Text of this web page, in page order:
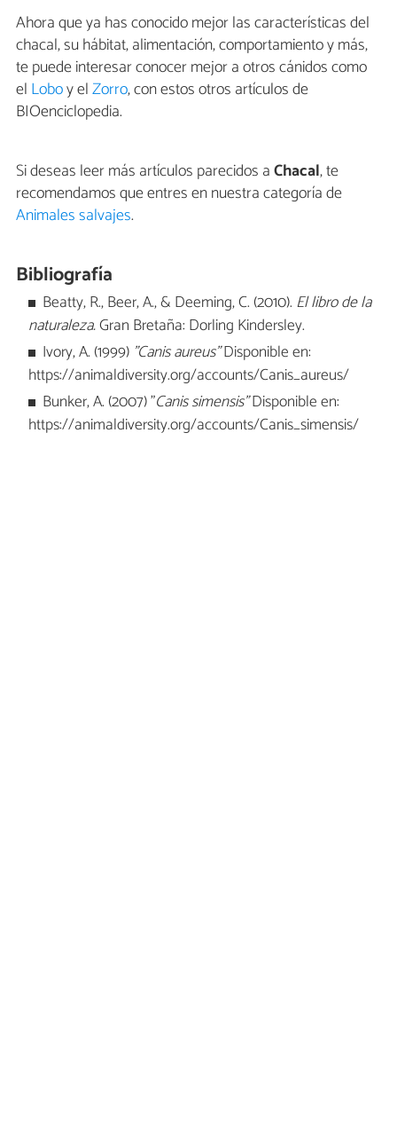
Ahora que ya has conocido mejor las características del
chacal, su hábitat, alimentación, comportamiento y más,
te puede interesar conocer mejor a otros cánidos como
el Loboy elZorro, con estos otros artículos de
BIOenciclopedia.
Si deseas leer más artículos parecidos aChacal, te
recomendamos que entres en nuestra categoría de
Animales salvajes.
Bibliografía
Beatty, R., Beer, A., & Deeming, C. (2010). El libro de la
naturaleza.Gran Bretaña: Dorling Kindersley.
Ivory, A. (1999) "Canis aureus"Disponible en:
https://animaldiversity.org/accounts/Canis_aureus/
Bunker, A. (2007) "Canis simensis"Disponible en:
https://animaldiversity.org/accounts/Canis_simensis/